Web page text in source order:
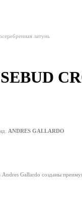
латунь
ANDRES GALLARDO
Andres Gallardo созданы